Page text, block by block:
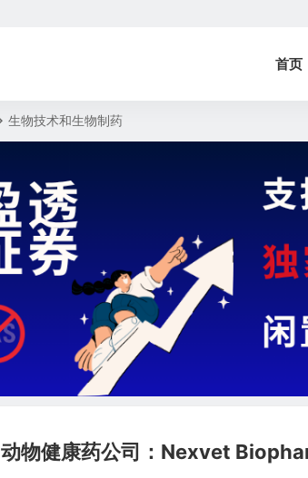
首页
生物技术和生物制药
动物健康药公司：Nexvet